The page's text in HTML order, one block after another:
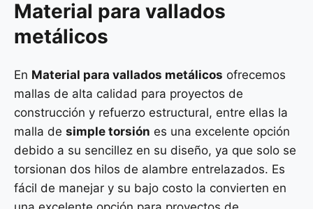
Material para vallados
metálicos
En Material para vallados metálicos ofrecemos
mallas de alta calidad para proyectos de
construcción y refuerzo estructural, entre ellas la
malla de simple torsión es una excelente opción
debido a su sencillez en su diseño, ya que solo se
torsionan dos hilos de alambre entrelazados. Es
fácil de manejar y su bajo costo la convierten en